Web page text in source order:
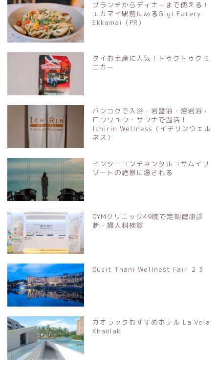
ブランチからディナーまで使える！
エカマイ駅前にあるGigi Eatery
Ekkamai（PR）
タイお土産に人気！トゥクトゥクミ
ニカー
バンコクで入浴・岩盤浴・溶岩浴・
ロウリュウ・サウナで温活！
Ichirin Wellness（イチリンウェル
ネス）
インターコンチネンタルコサムイリ
ゾートの絶景に癒される
DYMクリニック49院で定期健康診
断・婦人科検診
Dusit Thani Wellnest Fair ２３
カオラックおすすめホテル La Vela
Khaolak